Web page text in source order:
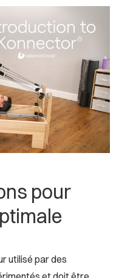
pour
utilisé par des